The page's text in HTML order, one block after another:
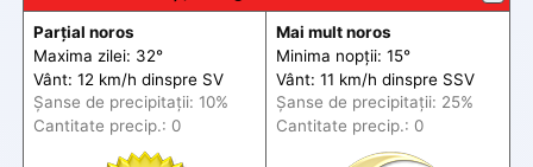
Parțial noros
Maxima zilei: 32°
Vânt: 12 km/h dinspre SV
Șanse de precipitații: 10%
Cantitate precip.: 0
Mai mult noros
Minima nopții: 15°
Vânt: 11 km/h dinspre SSV
Șanse de precipitații: 25%
Cantitate precip.: 0